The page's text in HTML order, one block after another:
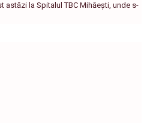
astăzi la Spitalul TBC Mihăești, unde s-